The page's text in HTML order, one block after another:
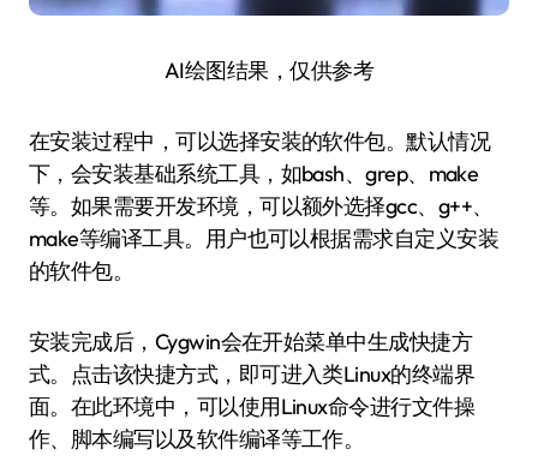
AI绘图结果，仅供参考
在安装过程中，可以选择安装的软件包。默认情况
下，会安装基础系统工具，如bash、grep、make
等。如果需要开发环境，可以额外选择gcc、g++、
make等编译工具。用户也可以根据需求自定义安装
的软件包。
安装完成后，Cygwin会在开始菜单中生成快捷方
式。点击该快捷方式，即可进入类Linux的终端界
面。在此环境中，可以使用Linux命令进行文件操
作、脚本编写以及软件编译等工作。